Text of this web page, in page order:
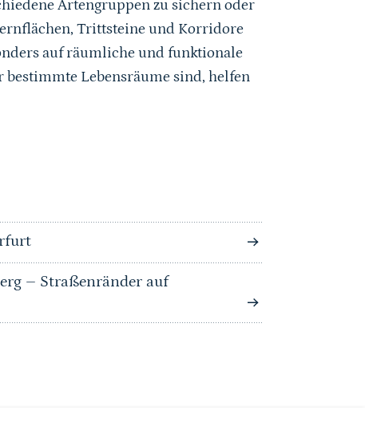
Artengruppen zu sichern oder
Trittsteine und Korridore
auf räumliche und funktionale
Lebensräume sind, helfen
– Straßenränder auf